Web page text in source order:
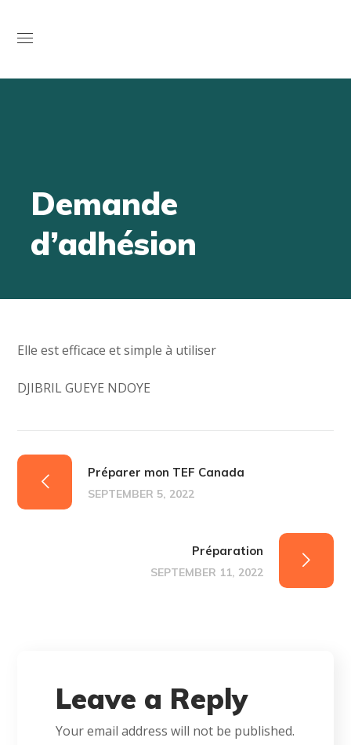
Demande
d’adhésion
Elle est efficace et simple à utiliser
DJIBRIL GUEYE NDOYE
Préparer mon TEF Canada
SEPTEMBER 5, 2022
Préparation
SEPTEMBER 11, 2022
Leave a Reply
Your email address will not be published.